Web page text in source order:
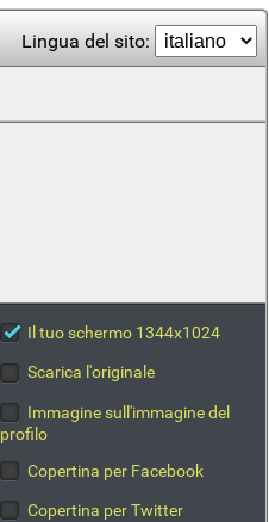
Lingua del sito:
Il tuo schermo 1344x1024
Scarica l'originale
Immagine sull'immagine del
profilo
Copertina per Facebook
Copertina per Twitter